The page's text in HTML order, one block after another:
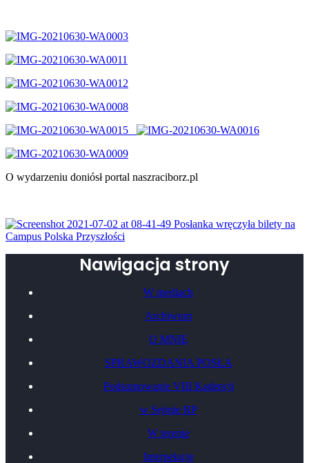
O wydarzeniu doniósł portal naszraciborz.pl
Nawigacja strony
W mediach
Archiwum
O MNIE
SPRAWOZDANIA POSŁA
Podsumowanie VIII Kadencji
w Sejmie RP
W terenie
Interpelacje